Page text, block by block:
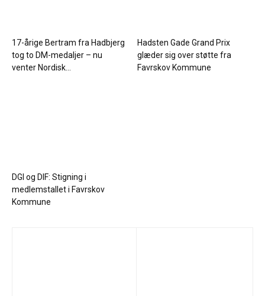
17-årige Bertram fra Hadbjerg
tog to DM-medaljer – nu
venter Nordisk...
Hadsten Gade Grand Prix
glæder sig over støtte fra
Favrskov Kommune
DGI og DIF: Stigning i
medlemstallet i Favrskov
Kommune